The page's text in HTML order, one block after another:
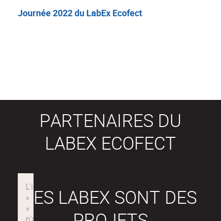
Journée 2022 du LabEx Ecofect
PARTENAIRES DU
LABEX ECOFECT
LES LABEX SONT DES